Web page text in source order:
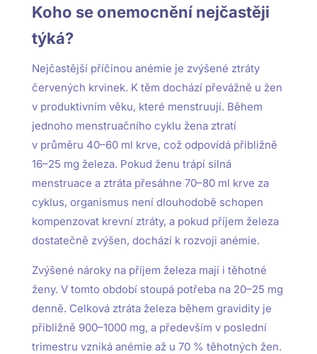
Koho se onemocnění nejčastěji
týká?
Nejčastější příčinou anémie je zvýšené ztráty
červených krvinek. K těm dochází převážně u žen
v produktivním věku, které menstruují. Během
jednoho menstruačního cyklu žena ztratí
v průměru 40–60 ml krve, což odpovídá přibližně
16–25 mg železa. Pokud ženu trápí silná
menstruace a ztráta přesáhne 70–80 ml krve za
cyklus, organismus není dlouhodobě schopen
kompenzovat krevní ztráty, a pokud příjem železa
dostatečně zvýšen, dochází k rozvoji anémie.
Zvýšené nároky na příjem železa mají i těhotné
ženy. V tomto období stoupá potřeba na 20–25 mg
denně. Celková ztráta železa během gravidity je
přibližně 900–1000 mg, a především v poslední
trimestru vzniká anémie až u 70 % těhotných žen.